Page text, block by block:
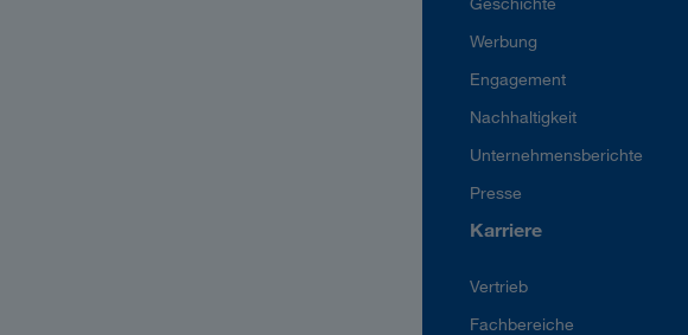
Werbung
Engagement
Nachhaltigkeit
Unternehmensberichte
Presse
Karriere
Vertrieb
Fachbereiche